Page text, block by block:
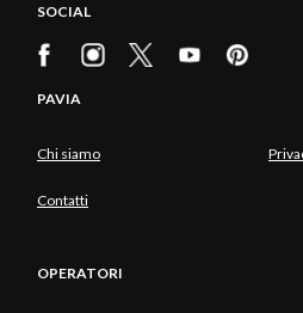
SOCIAL
PAVIA
Chi siamo
Contatti
OPERATORI